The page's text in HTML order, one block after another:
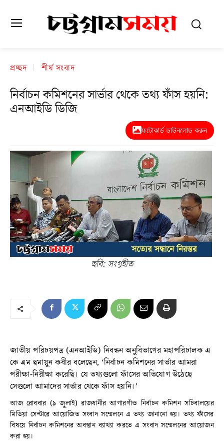
প্রচ্ছদ শীর্ষ সংবাদ
নির্বাচন কমিশনের সার্ভার থেকে তথ্য ফাঁস হয়নি:
এনআইডি ডিজি
ফটোকার্ড ডাউনলোড করুন
ছবি: সংগৃহীত
জাতীয় পরিচয়পত্র (এনআইডি) নিবন্ধন অনুবিভাগের মহাপরিচালক এ
কে এম হুমায়ুন কবীর বলেছেন, ‘নির্বাচন কমিশনের সার্ভার আমরা
পরীক্ষা-নিরীক্ষা করেছি। যে তথ্যগুলো ফাঁসের অভিযোগ উঠেছে
সেগুলো আমাদের সার্ভার থেকে ফাঁস হয়নি।’
আজ রোববার (৯ জুলাই) রাজধানীর আগারগাঁও নির্বাচন কমিশন সচিবালয়ের
মিডিয়া সেন্টারে আয়োজিত সংবাদ সম্মেলনে এ তথ্য জানানো হয়। তথ্য ফাঁসের
বিষয়ে নির্বাচন কমিশনের অবস্থান ব্যাখ্যা করতে এ সংবাদ সম্মেলনের আয়োজন
করা হয়।